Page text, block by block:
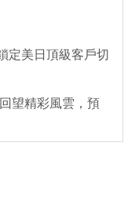
定美日頂級客戶切
望精彩風雲，預